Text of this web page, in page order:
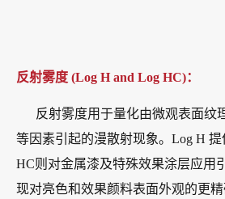
反射雾度 (Log H and Log HC)：
反射雾度用于量化由微观表面纹
等因素引起的漫散射现象。Log H
HC则对金属漆及特殊效果涂层应用
现对亮色和效果颜料表面外观的更精